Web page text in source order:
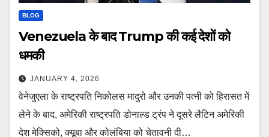
BLOG
Venezuela के बाद Trump की कई देशों को
धमकी
JANUARY 4, 2026
वेनेजुएला के राष्ट्रपति निकोलस मादुरो और उनकी पत्नी को हिरासत में
लेने के बाद, अमेरिकी राष्ट्रपति डोनाल्ड ट्रंप ने दूसरे लैटिन अमेरिकी
देश मेक्सिको, क्यूबा और कोलंबिया को चेतावनी दी…